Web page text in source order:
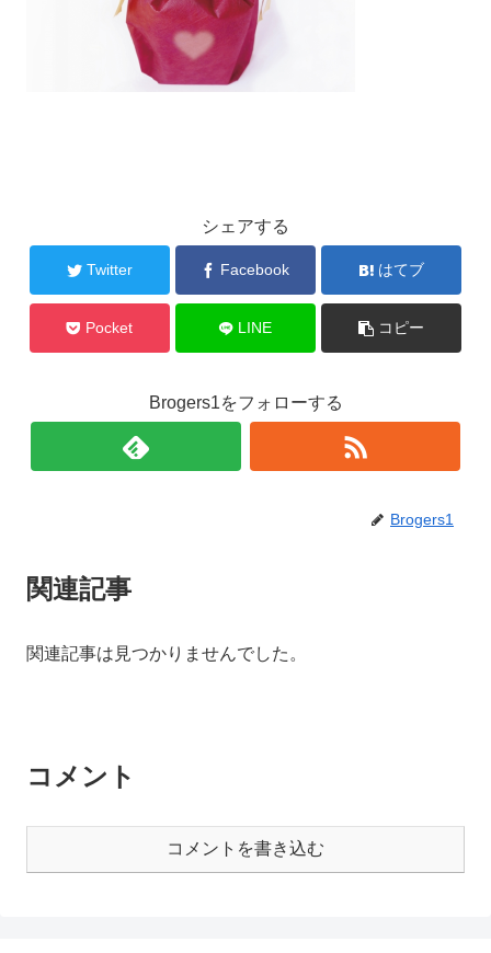
シェアする
Twitter Facebook はてブ
Pocket LINE コピー
Brogers1をフォローする
Brogers1
関連記事
関連記事は見つかりませんでした。
コメント
コメントを書き込む